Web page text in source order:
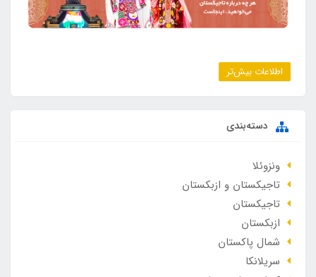
اطلاعات بیش‌تر
دسته‌بندی
ونزوئلا
تاجیکستان و ازبکستان
تاجیکستان
ازبکستان
شمال پاکستان
سریلانکا